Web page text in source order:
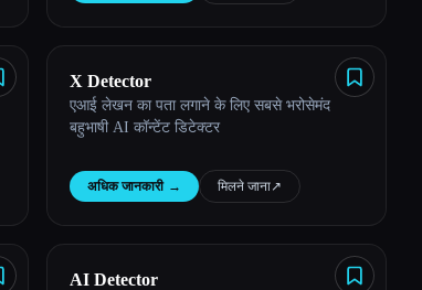
X Detector
एआई लेखन का पता लगाने के लिए सबसे भरोसेमंद
बहुभाषी AI कॉन्टेंट डिटेक्टर
अधिक जानकारी → मिलने जाना↗︎
AI Detector